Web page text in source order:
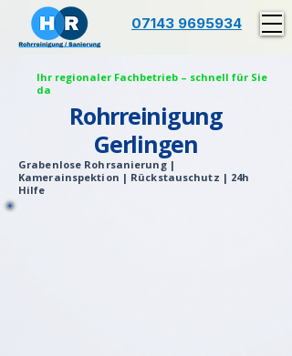
07143 9695934
Ihr regionaler Fachbetrieb – schnell für Sie
da
Rohrreinigung
Gerlingen
Grabenlose Rohrsanierung |
Kamerainspektion | Rückstauschutz | 24h
Hilfe